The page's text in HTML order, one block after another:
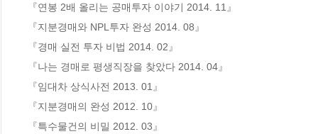
『연봉 2배 올리는 공매투자 이야기 2014. 11』
『지분경매와 NPL투자 완성 2014. 08』
『경매 실전 투자 비법 2014. 02』
『나는 경매로 평생직장을 찾았다 2014. 04』
『임대차 상식사전 2013. 01』
『지분경매의 완성 2012. 10』
『특수물건의 비밀 2012. 03』